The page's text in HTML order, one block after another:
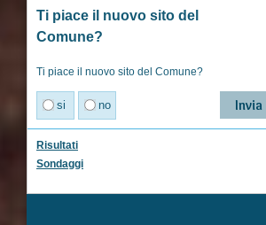
Ti piace il nuovo sito del
Comune?
Ti piace il nuovo sito del Comune?
si no
Risultati
Sondaggi